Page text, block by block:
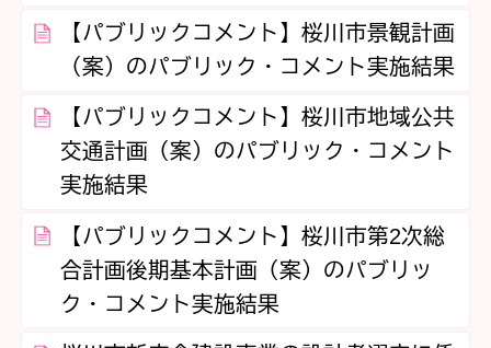
【パブリックコメント】桜川市景観計画
（案）のパブリック・コメント実施結果
【パブリックコメント】桜川市地域公共
交通計画（案）のパブリック・コメント
実施結果
【パブリックコメント】桜川市第2次総
合計画後期基本計画（案）のパブリッ
ク・コメント実施結果